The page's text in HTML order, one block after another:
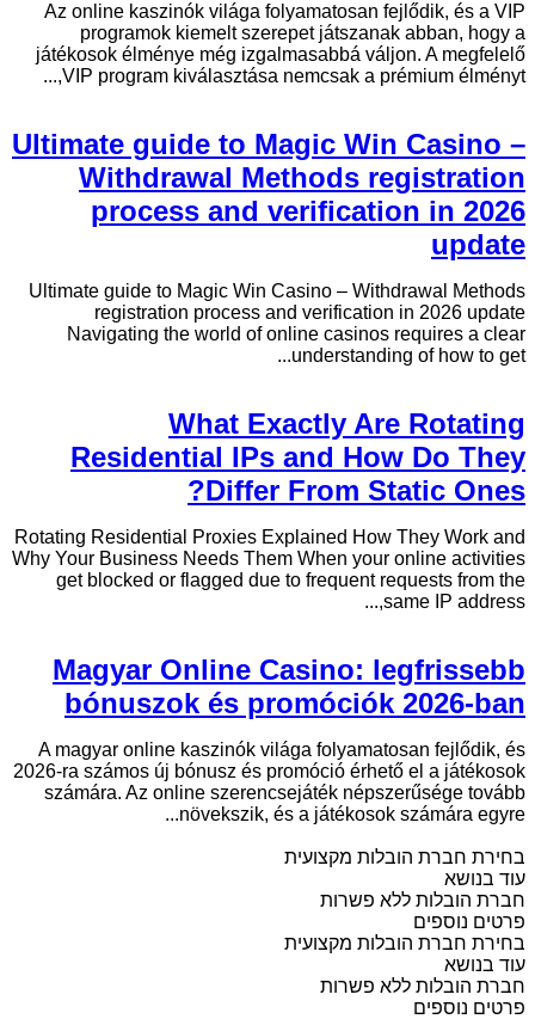
Az online kaszinók világa folyamatosan fejlődik, és a VIP
programok kiemelt szerepet játszanak abban, hogy a
játékosok élménye még izgalmasabbá váljon. A megfelelő
VIP program kiválasztása nemcsak a prémium élményt,...
Ultimate guide to Magic Win Casino –
Withdrawal Methods registration
process and verification in 2026
update
Ultimate guide to Magic Win Casino – Withdrawal Methods
registration process and verification in 2026 update
Navigating the world of online casinos requires a clear
understanding of how to get...
What Exactly Are Rotating
Residential IPs and How Do They
Differ From Static Ones?
Rotating Residential Proxies Explained How They Work and
Why Your Business Needs Them When your online activities
get blocked or flagged due to frequent requests from the
same IP address,...
Magyar Online Casino: legfrissebb
bónuszok és promóciók 2026-ban
A magyar online kaszinók világa folyamatosan fejlődik, és
2026-ra számos új bónusz és promóció érhető el a játékosok
számára. Az online szerencsejáték népszerűsége tovább
növekszik, és a játékosok számára egyre...
בחירת חברת הובלות מקצועית
עוד בנושא
חברת הובלות ללא פשרות
פרטים נוספים
בחירת חברת הובלות מקצועית
עוד בנושא
חברת הובלות ללא פשרות
פרטים נוספים